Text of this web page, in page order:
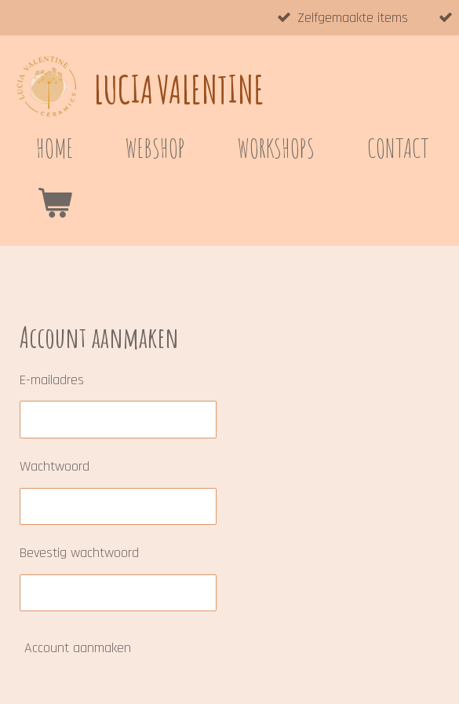
direct
naar
de
hoofdinhoud
Zelfgemaakte items
LUCIAVALENTINE
HOME WEBSHOP WORKSHOPS CONTACT
Account aanmaken
E-mailadres
Wachtwoord
Bevestig wachtwoord
Account aanmaken